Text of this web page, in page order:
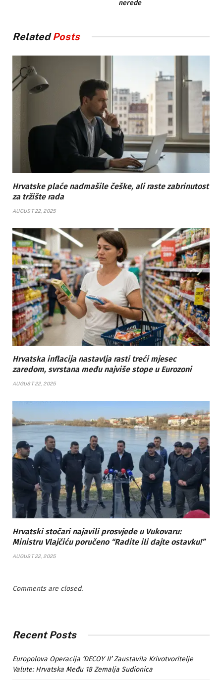
nerede
RelatedPosts
Hrvatske plaće nadmašile češke, ali raste zabrinutost
za tržište rada
AUGUST 22, 2025
Hrvatska inflacija nastavlja rasti treći mjesec
zaredom, svrstana među najviše stope u Eurozoni
AUGUST 22, 2025
Hrvatski stočari najavili prosvjede u Vukovaru:
Ministru Vlajčiću poručeno “Radite ili dajte ostavku!”
AUGUST 22, 2025
Comments are closed.
Recent Posts
Europolova Operacija ‘DECOY II’ Zaustavila Krivotvoritelje
Valute: Hrvatska Među 18 Zemalja Sudionica